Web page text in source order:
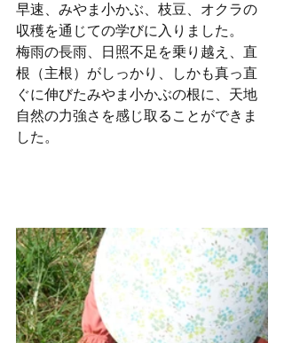
早速、みやま小かぶ、枝豆、オクラの
収穫を通じての学びに入りました。
梅雨の長雨、日照不足を乗り越え、直
根（主根）がしっかり、しかも真っ直
ぐに伸びたみやま小かぶの根に、天地
自然の力強さを感じ取ることができま
した。